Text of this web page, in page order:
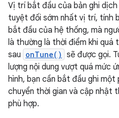
Vị trí bắt đầu của bản ghi
tuyệt đối sớm nhất vị trí, tính
bắt đầu của hệ thống, mà
là thường là thời điểm khi quá
sau onTune() sẽ được gọi.
lượng nội dung vượt quá mức
hình, bạn cần bắt đầu ghi
chuyển thời gian và cập nhật
phù hợp.